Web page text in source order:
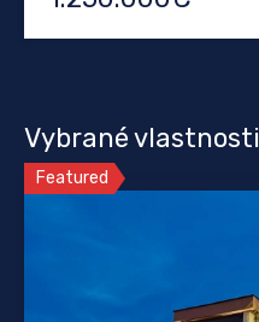
Vybrané vlastnosti
Featured